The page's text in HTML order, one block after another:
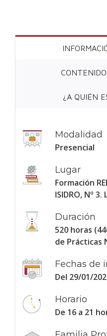
¿A QUIÉN
Modalidad
Presencial
Lugar
Formación
ISIDRO, Nº 3.
Duración
520 horas
de Prácticas
Fechas de
Del 29/01/
Horario
De 16 a 21